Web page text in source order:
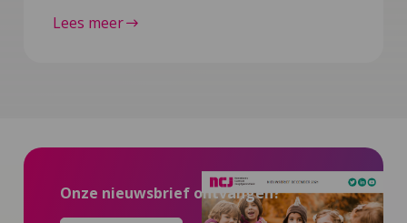
Lees meer
Onze nieuwsbrief ontvangen?